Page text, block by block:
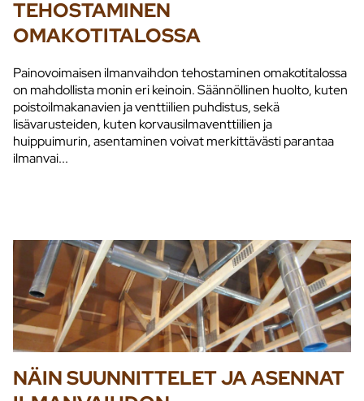
TEHOSTAMINEN
OMAKOTITALOSSA
Painovoimaisen ilmanvaihdon tehostaminen omakotitalossa
on mahdollista monin eri keinoin. Säännöllinen huolto, kuten
poistoilmakanavien ja venttiilien puhdistus, sekä
lisävarusteiden, kuten korvausilmaventtiilien ja
huippuimurin, asentaminen voivat merkittävästi parantaa
ilmanvai...
NÄIN SUUNNITTELET JA ASENNAT